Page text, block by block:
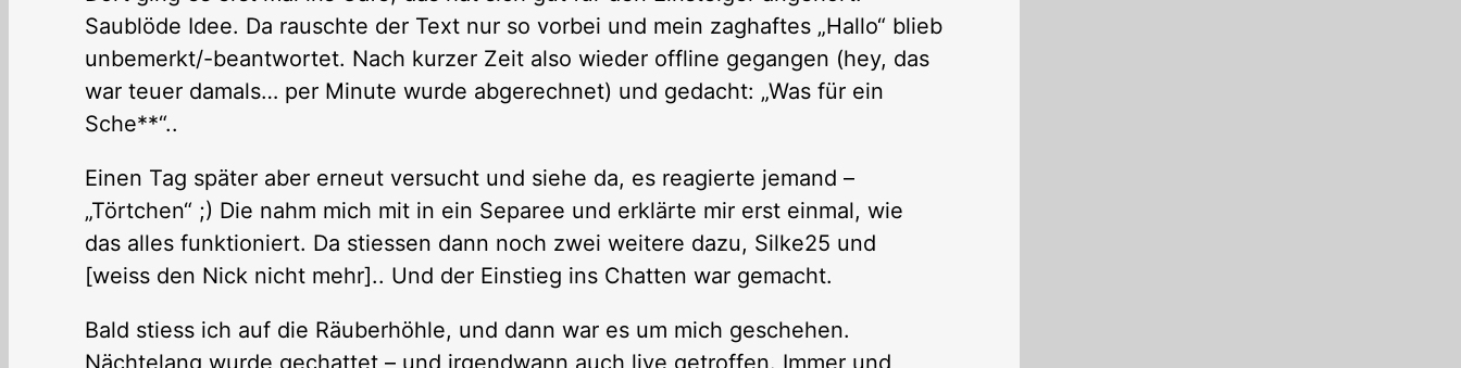
Saublöde Idee. Da rauschte der Text nur so vorbei und mein zaghaftes „Hallo“ blieb
unbemerkt/-beantwortet. Nach kurzer Zeit also wieder offline gegangen (hey, das
war teuer damals… per Minute wurde abgerechnet) und gedacht: „Was für ein
Sche**“..
Einen Tag später aber erneut versucht und siehe da, es reagierte jemand –
„Törtchen“ ;) Die nahm mich mit in ein Separee und erklärte mir erst einmal, wie
das alles funktioniert. Da stiessen dann noch zwei weitere dazu, Silke25 und
[weiss den Nick nicht mehr].. Und der Einstieg ins Chatten war gemacht.
Bald stiess ich auf die Räuberhöhle, und dann war es um mich geschehen.
Nächtelang wurde gechattet – und irgendwann auch live getroffen. Immer und